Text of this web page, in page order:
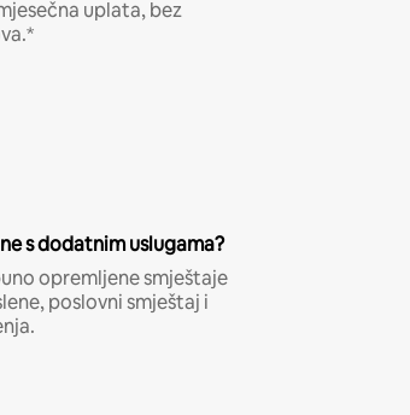
uplata, bez
s dodatnim uslugama?
opremljene smještaje
poslovni smještaj i